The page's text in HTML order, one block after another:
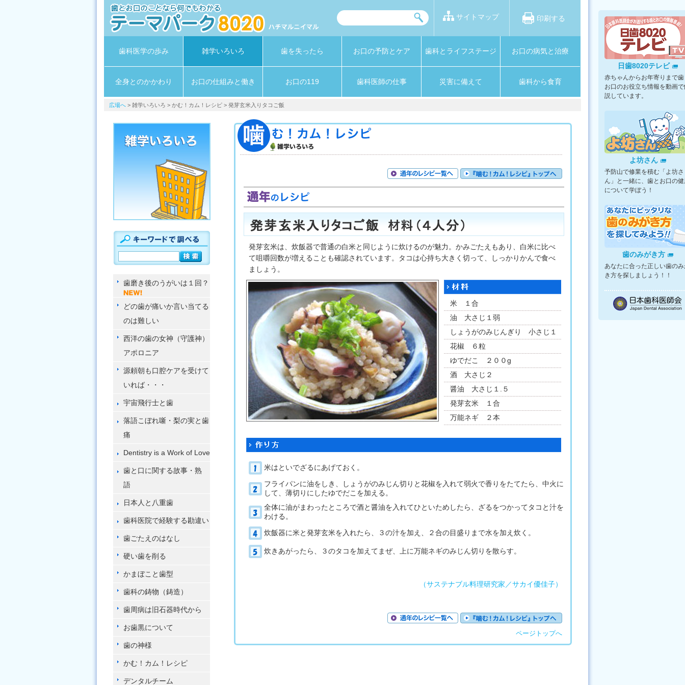
日歯8020テレビ
赤ちゃんからお年寄りまで
お口のお役立ち情報を動画
説しています。
よ坊さん
予防山で修業を積む「よ坊さ
ん」と一緒に、歯とお口の
について学ぼう！
歯のみがき方
あなたに合った正しい歯の
き方を探しましょう！！
サイトマップ 印刷する
歯科医学の歩み 雑学いろいろ 歯を失ったら お口の予防とケア 歯科とライフステージ お口の病気と治療
全身とのかかわり お口の仕組みと働き お口の119 歯科医師の仕事 災害に備えて 歯科から食育
広場へ > 雑学いろいろ > かむ！カム！レシピ > 発芽玄米入りタコご飯
歯磨き後のうがいは１回？
どの歯が痛いか言い当てる
のは難しい
西洋の歯の女神（守護神）
アポロニア
源頼朝も口腔ケアを受けて
いれば・・・
宇宙飛行士と歯
落語こぼれ噺・梨の実と歯
痛
Dentistry is a Work of Love
歯と口に関する故事・熟
語
日本人と八重歯
歯科医院で経験する勘違い
歯ごたえのはなし
硬い歯を削る
かまぼこと歯型
歯科の鋳物（鋳造）
歯周病は旧石器時代から
お歯黒について
歯の神様
かむ！カム！レシピ
デンタルチーム
発芽玄米は、炊飯器で普通の白米と同じように炊けるのが魅力。かみごたえもあり、白米に比べ
て咀嚼回数が増えることも確認されています。タコは心持ち大きく切って、しっかりかんで食べ
ましょう。
米 １合
油 大さじ１弱
しょうがのみじんぎり 小さじ１
花椒 ６粒
ゆでだこ ２００g
酒 大さじ２
醤油 大さじ１.５
発芽玄米 １合
万能ネギ ２本
米はといでざるにあげておく。
フライパンに油をしき、しょうがのみじん切りと花椒を入れて弱火で香りをたてたら、中火に
して、薄切りにしたゆでだこを加える。
全体に油がまわったところで酒と醤油を入れてひといためしたら、ざるをつかってタコと汁を
わける。
炊飯器に米と発芽玄米を入れたら、３の汁を加え、２合の目盛りまで水を加え炊く。
炊きあがったら、３のタコを加えてまぜ、上に万能ネギのみじん切りを散らす。
（サステナブル料理研究家／サカイ優佳子）
ページトップへ